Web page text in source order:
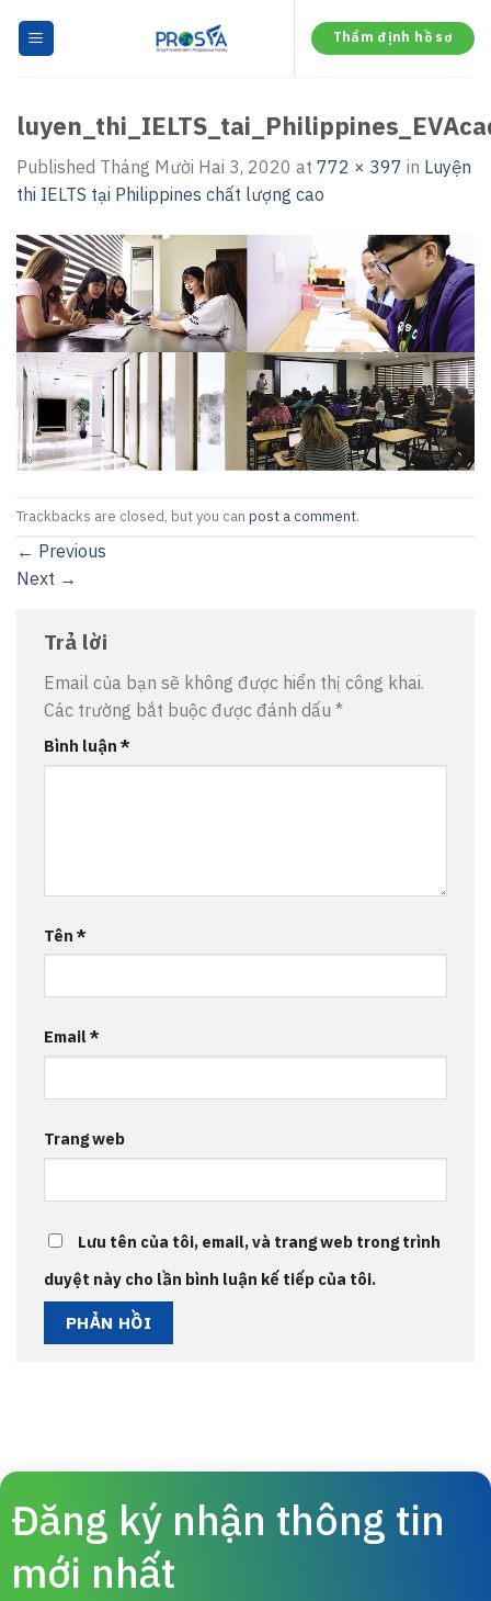
Thẩm định hồ sơ
Published Tháng Mười Hai 3, 2020 at 772 × 397 in Luyện
thi IELTS tại Philippines chất lượng cao
Trackbacks are closed, but you can post a comment.
← Previous
Next →
Trả lời
Email của bạn sẽ không được hiển thị công khai.
Các trường bắt buộc được đánh dấu *
Bình luận *
Tên *
Email*
Trang web
Lưu tên của tôi, email, và trang web trong trình
duyệt này cho lần bình luận kế tiếp của tôi.
Đăng ký nhận thông tin
mới nhất